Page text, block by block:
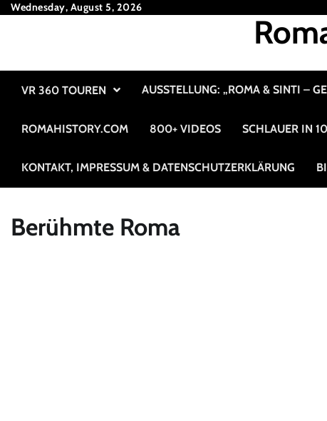
SkipWednesday, August 5, 2026
VR 360 TOUREN AUSSTELLUNG: „ROMA & SINTI –
ROMAHISTORY.COM 800+ VIDEOS SCHLAUER IN
KONTAKT, IMPRESSUM & DATENSCHUTZERKLÄRUNG
Berühmte Roma